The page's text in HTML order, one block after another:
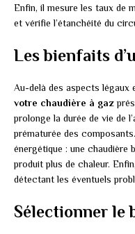
Enfin, il mesure les taux de
et vérifie l’étanchéité du
Les bienfaits
Au-delà des aspects légaux
votre chaudière à gaz
prolonge la durée de vie de
prématurée des
énergétique : une chaudière
produit plus de chaleur.
détectant les éventuels
Sélectionner le